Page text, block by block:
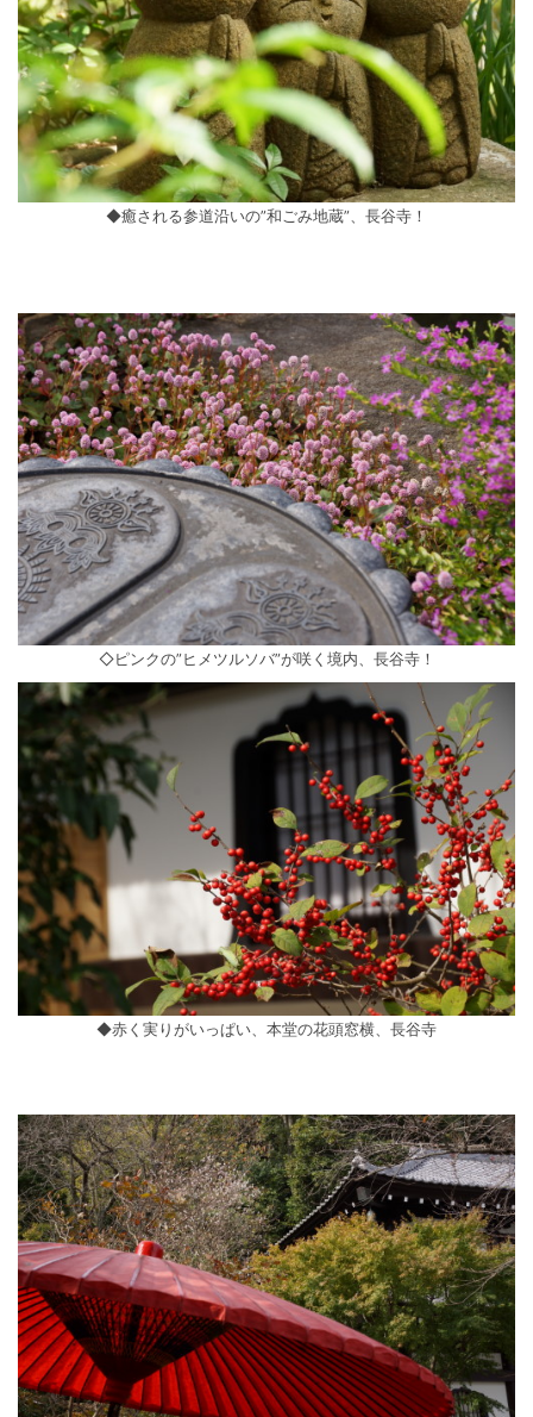
◆癒される参道沿いの”和ごみ地蔵”、長谷寺！
◇ピンクの”ヒメツルソバ”が咲く境内、長谷寺！
◆赤く実りがいっぱい、本堂の花頭窓横、長谷寺